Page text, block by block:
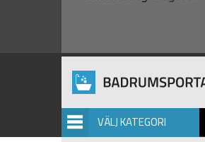
VÄLJ KATEGORI